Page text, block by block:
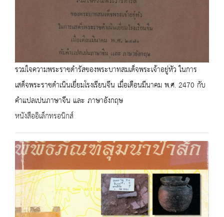
รวมใจความพระราชดำรัสของพระบาทสมเด็จพระเจ้าอยู่หัว ในการ
เสด็จพระราชดำเนินเยี่ยมโรงเรียนจีน เมื่อเดือนมีนาคม พ.ศ. 2470 กับ
คำแปลเปนภาษาจีน และ ภาษาอังกฤษ
หนังสืออิเล็กทรอนิกส์